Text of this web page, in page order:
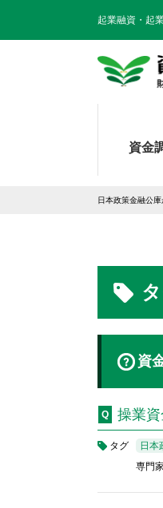
起業融資・起
資金
日本政策金融公
資
操業
タグ 日本
専門